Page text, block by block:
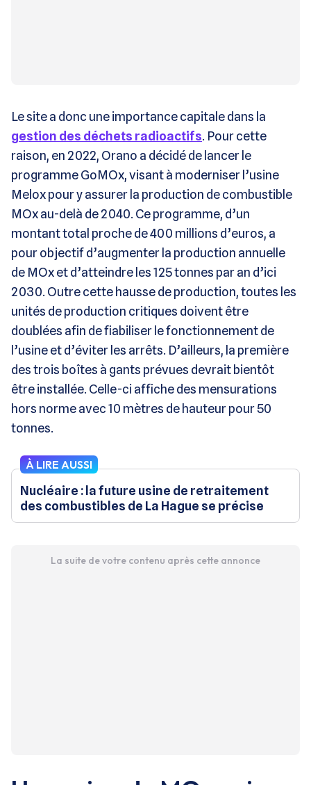
Le site a donc une importance capitale dans la
gestion des déchets radioactifs. Pour cette
raison, en 2022, Orano a décidé de lancer le
programme GoMOx, visant à moderniser l’usine
Melox pour y assurer la production de combustible
MOx au-delà de 2040. Ce programme, d’un
montant total proche de 400 millions d’euros, a
pour objectif d’augmenter la production annuelle
de MOx et d’atteindre les 125 tonnes par an d’ici
2030. Outre cette hausse de production, toutes les
unités de production critiques doivent être
doublées afin de fiabiliser le fonctionnement de
l’usine et d’éviter les arrêts. D’ailleurs, la première
des trois boîtes à gants prévues devrait bientôt
être installée. Celle-ci affiche des mensurations
hors norme avec 10 mètres de hauteur pour 50
tonnes.
À LIRE AUSSI
Nucléaire : la future usine de retraitement
des combustibles de La Hague se précise
La suite de votre contenu après cette annonce